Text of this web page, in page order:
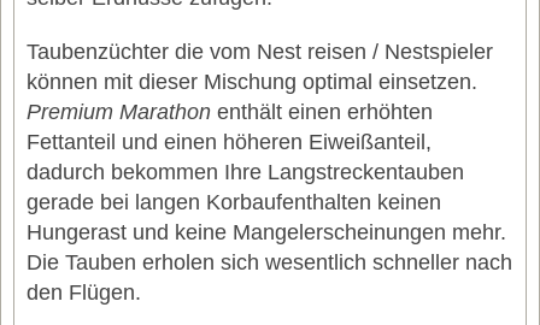
Taubenzüchter die vom Nest reisen / Nestspieler
können mit dieser Mischung optimal einsetzen.
Premium Marathon enthält einen erhöhten
Fettanteil und einen höheren Eiweißanteil,
dadurch bekommen Ihre Langstreckentauben
gerade bei langen Korbaufenthalten keinen
Hungerast und keine Mangelerscheinungen mehr.
Die Tauben erholen sich wesentlich schneller nach
den Flügen.